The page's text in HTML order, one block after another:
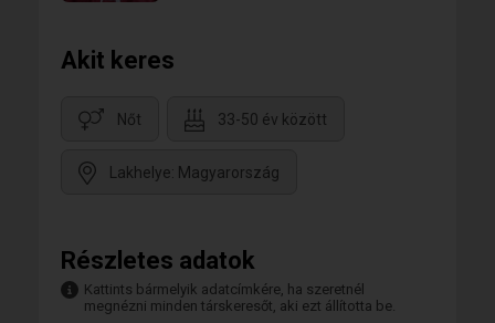
Akit keres
Nőt 33-50 év között
Lakhelye: Magyarország
Részletes adatok
Kattints bármelyik adatcímkére, ha szeretnél
megnézni minden társkeresőt, aki ezt állította be.